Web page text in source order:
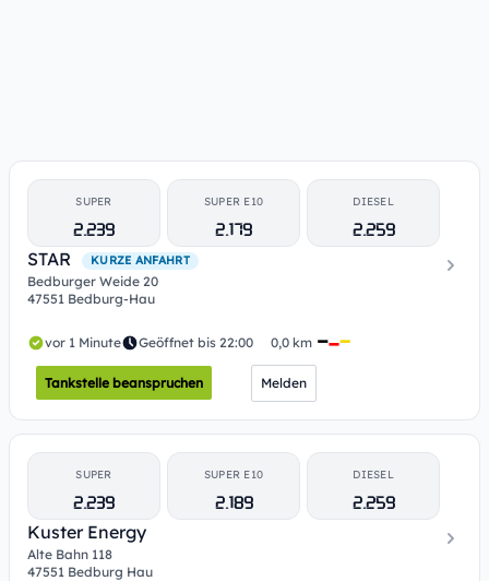
SUPER
2.239
SUPER E10
2.179
DIESEL
2.259
STAR
KURZE ANFAHRT
Bedburger Weide 20
47551 Bedburg-Hau
vor 1 Minute Geöffnet bis 22:00 0,0 km
Tankstelle beanspruchen Melden
SUPER
2.239
SUPER E10
2.189
DIESEL
2.259
Kuster Energy
Alte Bahn 118
47551 Bedburg Hau